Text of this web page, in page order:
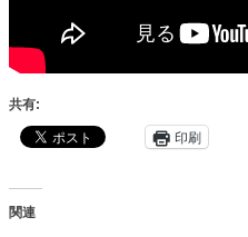
共有:
印刷
関連